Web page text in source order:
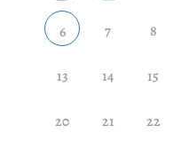
6 7 8
13 14 15
20 21 22